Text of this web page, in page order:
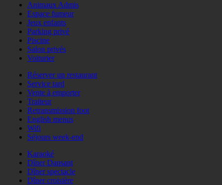
Animaux Admis
Espace fumeur
Jeux enfants
Parking privé
Piscine
Salon privés
Voiturier
Réserver un restaurant
Service tard
Vente à emporter
Traiteur
Retransmission foot
English menus
Wifi
Séjours week-end
Karaoké
Dîner Dansant
Dîner spectacle
Dîner croisière